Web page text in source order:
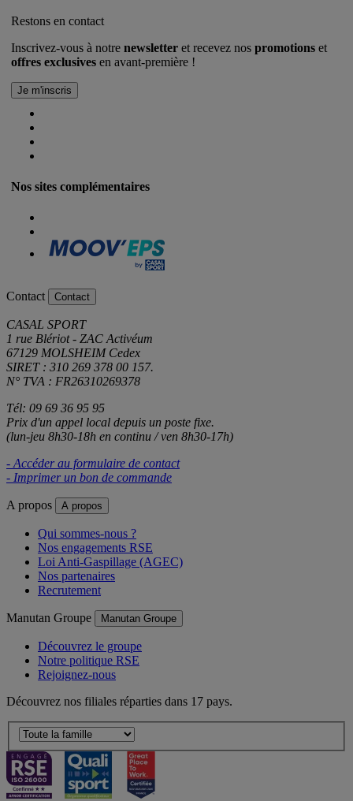
Restons en contact
Inscrivez-vous à notre newsletter et recevez nos promotions et
offres exclusives en avant-première !
Nos sites complémentaires
Contact Contact
CASAL SPORT
1 rue Blériot - ZAC Activéum
67129 MOLSHEIM Cedex
SIRET : 310 269 378 00 157.
N° TVA : FR26310269378
Tél: 09 69 36 95 95
Prix d'un appel local depuis un poste fixe.
(lun-jeu 8h30-18h en continu / ven 8h30-17h)
- Accéder au formulaire de contact
- Imprimer un bon de commande
A propos A propos
Qui sommes-nous ?
Nos engagements RSE
Loi Anti-Gaspillage (AGEC)
Nos partenaires
Recrutement
Manutan Groupe Manutan Groupe
Découvrez le groupe
Notre politique RSE
Rejoignez-nous
Découvrez nos filiales réparties dans 17 pays.